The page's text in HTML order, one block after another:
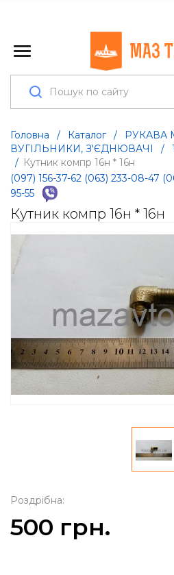
Головна / Каталог /
РУКАВА
ВУГІЛЬНИКИ, З'ЄДНЮВАЧІ
/
/ Кутник компр 16н * 16н
(097) 156-37-62 (063) 233-08-47
95-55
Кутник компр 16н * 16н
Роздрібна:
500 грн.